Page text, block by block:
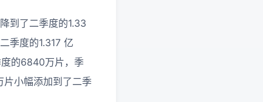
到了二季度的1.33
季度的1.317 亿
的6840万片，季
小幅添加到了二季